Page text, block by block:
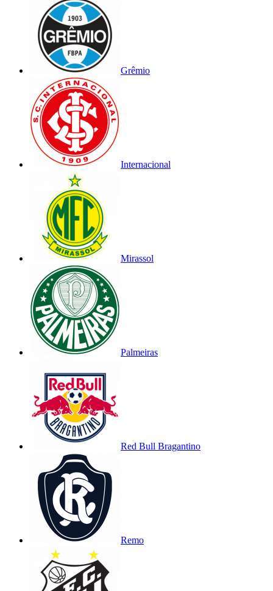
Grêmio
Internacional
Mirassol
Palmeiras
Red Bull Bragantino
Remo